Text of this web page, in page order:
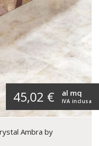
45,02 € IVA inclusa
al mq
Ambra by